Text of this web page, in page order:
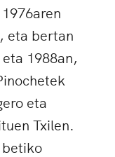
eta bertan
1988an,
eta
Txilen.
betiko